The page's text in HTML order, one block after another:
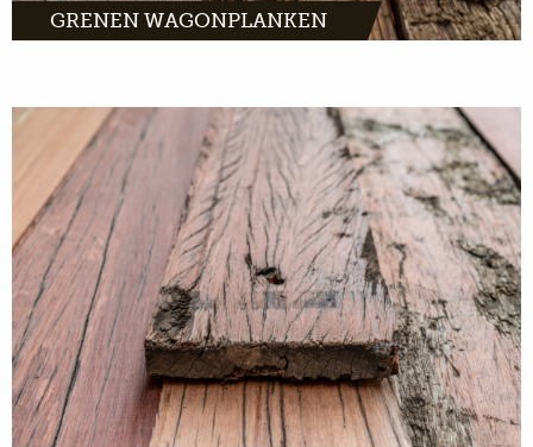
GRENEN WAGONPLANKEN
Hardhouten wagonplanken zijn gemaakt van
tropisch hardhout. En ze dienden tientallen
jaren op oude goederenwagons door heel
Europa.
MEER INFO